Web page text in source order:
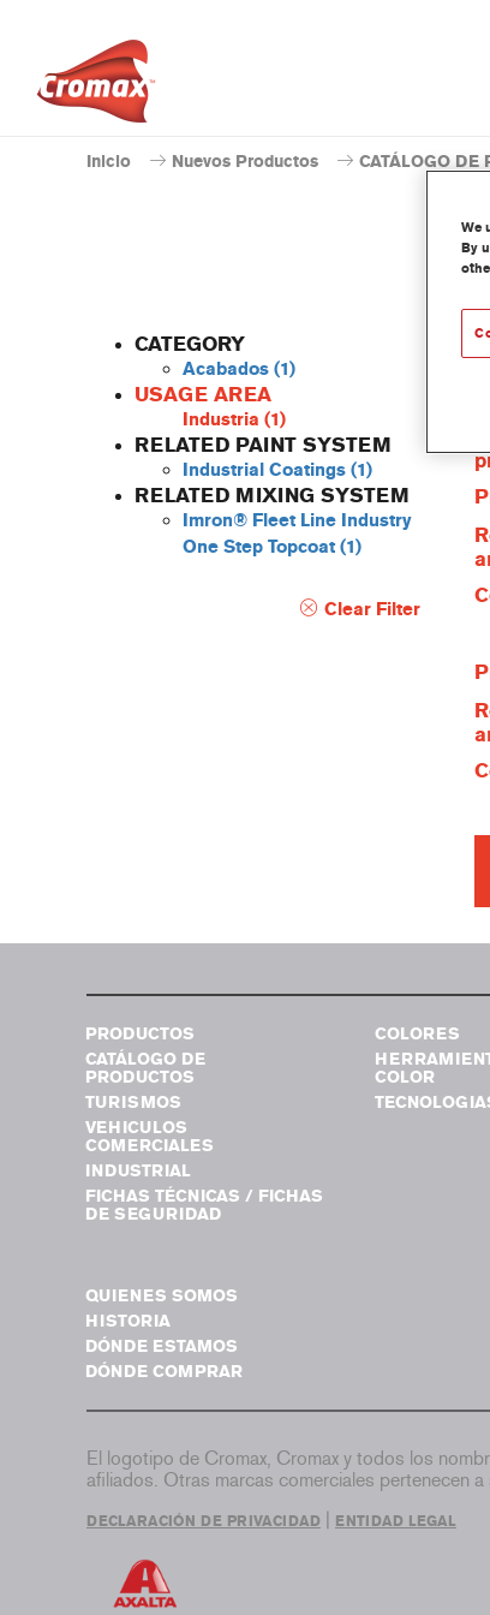
Inicio Nuevos Productos CATÁLOGO DE
CATEGORY
Acabados (1)
USAGE AREA
Industria (1)
RELATED PAINT SYSTEM
Industrial Coatings (1)
RELATED MIXING SYSTEM
Imron® Fleet Line Industry
One Step Topcoat (1)
Clear Filter
PRODUCTOS
CATÁLOGO DE
PRODUCTOS
TURISMOS
VEHICULOS
COMERCIALES
INDUSTRIAL
FICHAS TÉCNICAS / FICHAS
DE SEGURIDAD
COLORES
COLOR
QUIENES SOMOS
HISTORIA
DÓNDE ESTAMOS
DÓNDE COMPRAR
El logotipo de Cromax, Cromax y todos los
afiliados. Otras marcas comerciales pertenecen
DECLARACIÓN DE PRIVACIDAD ENTIDAD LEGAL
We
By